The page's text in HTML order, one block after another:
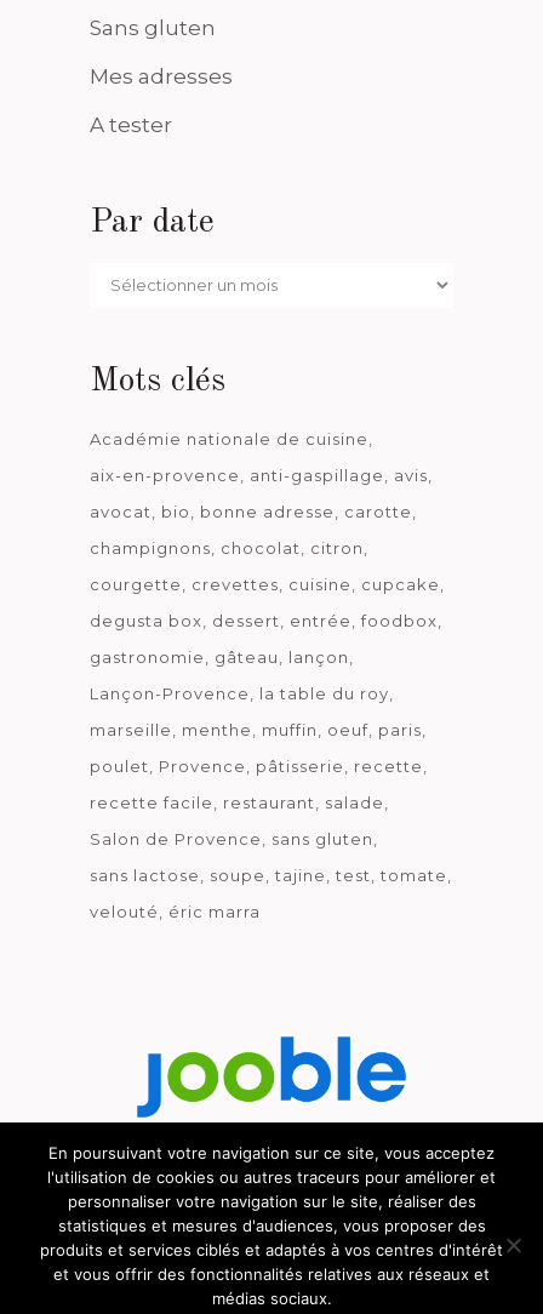
Sans gluten
Mes adresses
A tester
Par date
Par
Mots clés
Académie nationale de cuisine
aix-en-provence
anti-gaspillage
avis
avocat
bio bonne adresse
carotte
champignons
chocolat
citron
courgette
crevettes cuisine
cupcake
degusta box
dessert entrée
foodbox
gastronomie
gâteau
lançon
Lançon-Provence
la table du roy
marseille
menthe muffin oeuf paris
poulet
Provence pâtisserie
recette
recette facile
restaurant
salade
Salon de Provence
sans gluten
sans lactose
soupe tajine test
tomate
velouté
éric marra
Découvrez le métier de la cuisine.
© GOURMICOM 2019 - 2026 - HÉBERGÉ CHEZ
En poursuivant votre navigation sur ce site, vous acceptez
l'utilisation de cookies ou autres traceurs pour améliorer et
personnaliser votre navigation sur le site, réaliser des
statistiques et mesures d'audiences, vous proposer des
produits et services ciblés et adaptés à vos centres d'intérêt
et vous offrir des fonctionnalités relatives aux réseaux et
médias sociaux.